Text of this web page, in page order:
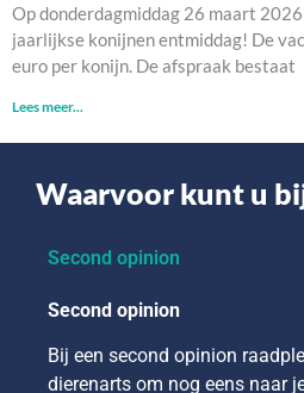
Op donderdagmiddag 26 maart
jaarlijkse konijnen entmiddag! De
euro per konijn. De afspraak bestaat
Lees meer...
Waarvoor kunt u
Second opinion
Second opinion
Bij een second opinion
dierenarts om nog eens naar